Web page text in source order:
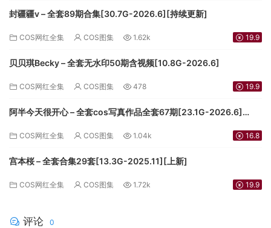
封疆疆v – 全套89期合集[30.7G-2026.6][持续更新]
COS网红全集 COS图集 1.62k 19.9
贝贝琪Becky – 全套无水印50期含视频[10.8G-2026.6]
COS网红全集 COS图集 478 19.9
阿半今天很开心 – 全套cos写真作品全套67期[23.1G-2026.6]
COS网红全集 COS图集 1.04k 16.8
宫本桜 – 全套合集29套[13.3G-2025.11][上新]
COS网红全集 COS图集 1.72k 19.9
评论 0